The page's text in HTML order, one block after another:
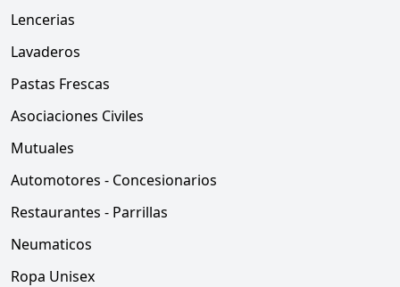
Lencerias
Lavaderos
Pastas Frescas
Asociaciones Civiles
Mutuales
Automotores - Concesionarios
Restaurantes - Parrillas
Neumaticos
Ropa Unisex